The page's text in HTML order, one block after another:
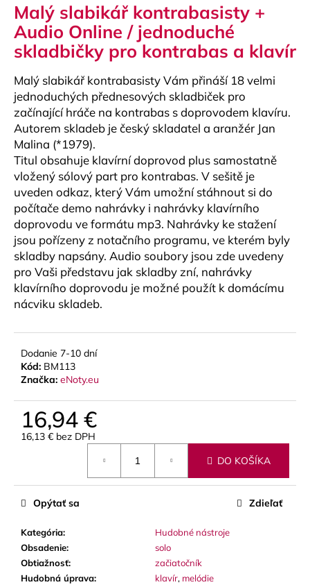
produktu
je
0,0
z
5
hviezdičiek.
Malý slabikář kontrabasisty +
Audio Online / jednoduché
skladbičky pro kontrabas a klavír
Malý slabikář kontrabasisty Vám přináší 18 velmi
jednoduchých přednesových skladbiček pro
začínající hráče na kontrabas s doprovodem klavíru.
Autorem skladeb je český skladatel a aranžér Jan
Malina (*1979).
Titul obsahuje klavírní doprovod plus samostatně
vložený sólový part pro kontrabas. V sešitě je
uveden odkaz, který Vám umožní stáhnout si do
počítače demo nahrávky i nahrávky klavírního
doprovodu ve formátu mp3. Nahrávky ke stažení
jsou pořízeny z notačního programu, ve kterém byly
skladby napsány. Audio soubory jsou zde uvedeny
pro Vaši představu jak skladby zní, nahrávky
klavírního doprovodu je možné použít k domácímu
nácviku skladeb.
Dodanie 7-10 dní
Kód: BM113
Značka: eNoty.eu
16,94 €
16,13 € bez DPH
DO KOŠÍKA
Kategória:
Hudobné nástroje
Obsadenie:
solo
Obtiažnosť:
začiatočník
Hudobná úprava: klavír, melódie
Opýtať sa Zdieľať
HĽADAŤ
O
d
p
o
r
ú
č
a
m
e
SOLEXA
-
NA
RUKU
NA
PRIEČNU
FLAUTU
(FINGERPORT)
22